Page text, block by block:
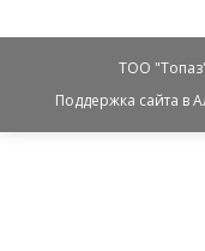
ТОО
Поддержка сайта в